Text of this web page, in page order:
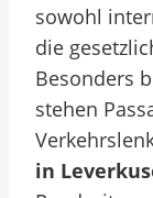
sowohl
die
Besonders
stehen
in